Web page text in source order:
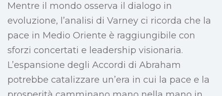
Mentre il mondo osserva il dialogo in
evoluzione, l’analisi di Varney ci ricorda che la
pace in Medio Oriente è raggiungibile con
sforzi concertati e leadership visionaria.
L’espansione degli Accordi di Abraham
potrebbe catalizzare un’era in cui la pace e la